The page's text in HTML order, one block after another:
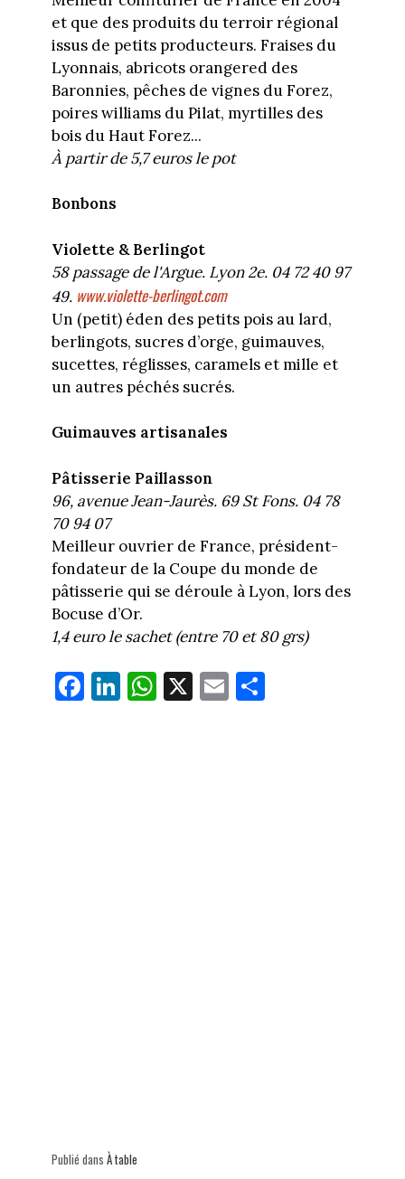
et que des produits du terroir régional
issus de petits producteurs. Fraises du
Lyonnais, abricots orangered des
Baronnies, pêches de vignes du Forez,
poires williams du Pilat, myrtilles des
bois du Haut Forez...
À partir de 5,7 euros le pot
Bonbons
Violette & Berlingot
58 passage de l'Argue. Lyon 2e. 04 72 40 97
49. www.violette-berlingot.com
Un (petit) éden des petits pois au lard,
berlingots, sucres d’orge, guimauves,
sucettes, réglisses, caramels et mille et
un autres péchés sucrés.
Guimauves artisanales
Pâtisserie Paillasson
96, avenue Jean-Jaurès. 69 St Fons. 04 78
70 94 07
Meilleur ouvrier de France, président-
fondateur de la Coupe du monde de
pâtisserie qui se déroule à Lyon, lors des
Bocuse d’Or.
1,4 euro le sachet (entre 70 et 80 grs)
Fa
ce
Li
nk
W
ha
X E
m
Pa
rt
Publié dans À table